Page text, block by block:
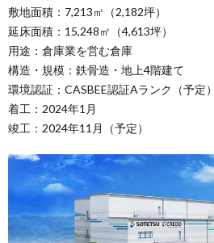
敷地面積：7,213㎡（2,182坪）
延床面積：15,248㎡（4,613坪）
用途：倉庫業を営む倉庫
構造・規模：鉄骨造・地上4階建て
環境認証：CASBEE認証Aランク（予定）
着工：2024年1月
竣工：2024年11月（予定）